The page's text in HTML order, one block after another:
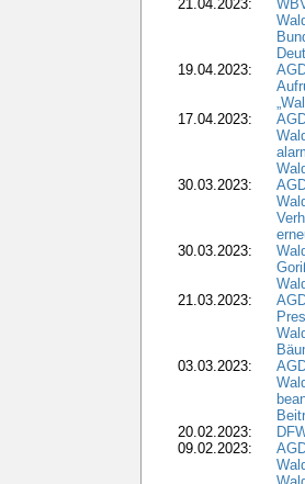
21.04.2023:
19.04.2023:
17.04.2023:
30.03.2023:
30.03.2023:
21.03.2023:
03.03.2023:
20.02.2023:
09.02.2023: